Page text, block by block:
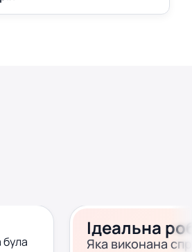
Ідеальна
Яка виконана